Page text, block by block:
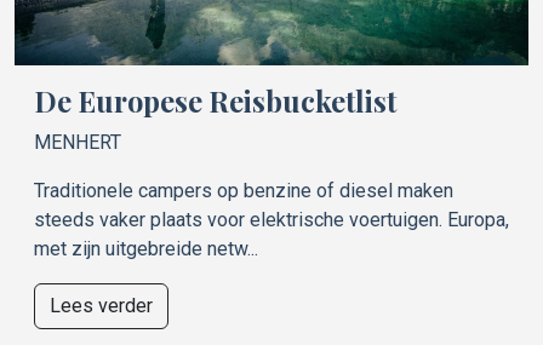
De Europese Reisbucketlist
MENHERT
Traditionele campers op benzine of diesel maken
steeds vaker plaats voor elektrische voertuigen. Europa,
met zijn uitgebreide netw...
Lees verder